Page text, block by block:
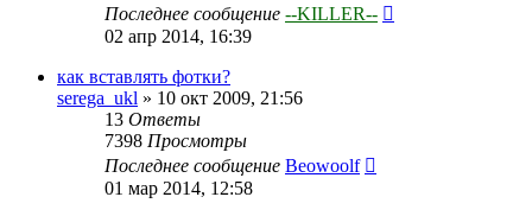
Последнее сообщение --KILLER--
02 апр 2014, 16:39
как вставлять фотки?
serega_ukl » 10 окт 2009, 21:56
13 Ответы
7398 Просмотры
Последнее сообщение Beowoolf
01 мар 2014, 12:58